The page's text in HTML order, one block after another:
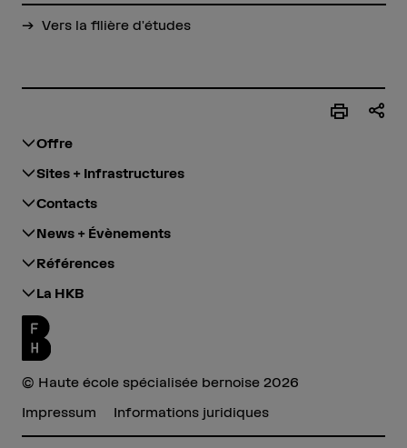
Vers la filière d'études
Offre
Sites + Infrastructures
Contacts
News + Évènements
Références
La HKB
© Haute école spécialisée bernoise 2026
Impressum
Informations juridiques